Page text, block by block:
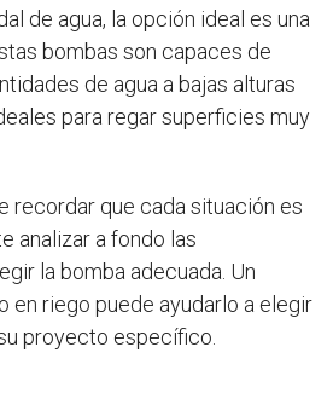
de agua, la opción ideal es una
bombas son capaces de
de agua a bajas alturas
para regar superficies muy
recordar que cada situación es
analizar a fondo las
la bomba adecuada. Un
en riego puede ayudarlo a elegir
proyecto específico.